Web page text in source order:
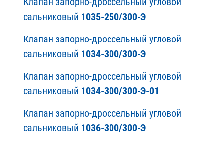
сальниковый 1035-250/300-Э
Клапан запорно-дроссельный угловой
сальниковый 1034-300/300-Э
Клапан запорно-дроссельный угловой
сальниковый 1034-300/300-Э-01
Клапан запорно-дроссельный угловой
сальниковый 1036-300/300-Э